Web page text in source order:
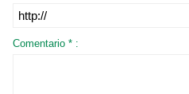
Comentario * :